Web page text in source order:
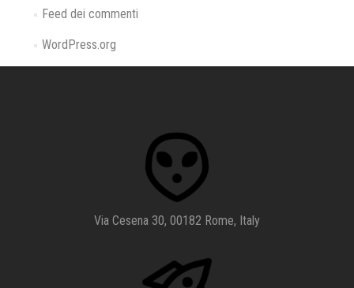
Feed dei commenti
WordPress.org
Via Cesena 30, 00182 Rome, Italy